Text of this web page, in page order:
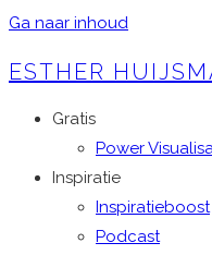
Ga naar inhoud
ESTHER
Gratis
Power
Inspiratie
Inspiratieboost
Podcast